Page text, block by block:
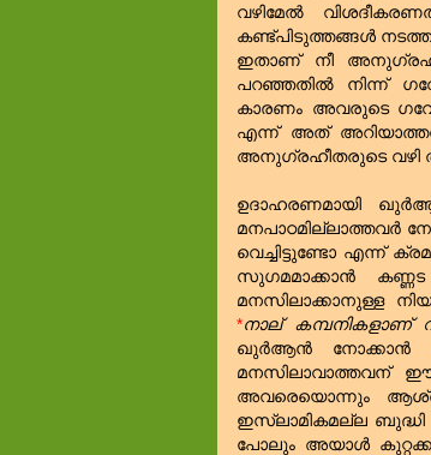
വഴിമേല്‍
കണ്ട്പിടുത്തങ്ങള്‍
ഇതാണ്‌ നീ
പറഞ്ഞതില്‍ നിന്ന്
കാരണം അവരുടെ
എന്ന് അത്‌
അനുഗ്രഹീതരുടെ വഴി
ഉദാഹരണമായി
മനപാഠമില്ലാത്തവര്‍
വെച്ചിട്ടുണ്ടോ എന്ന്
സുഗമമാക്കാന്‍
മനസിലാക്കാനുള്ള
*നാല്‌ കമ്പനികളാണ്‌
ഖുര്‍ആന്‍ നോക്കാന്‍
മനസിലാവാത്തവന്‌
അവരെയൊന്നും
ഇസ്‌ലാമികമല്ല
പോലും അയാള്‍